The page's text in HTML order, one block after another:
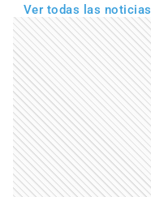
Ver todas las noticias